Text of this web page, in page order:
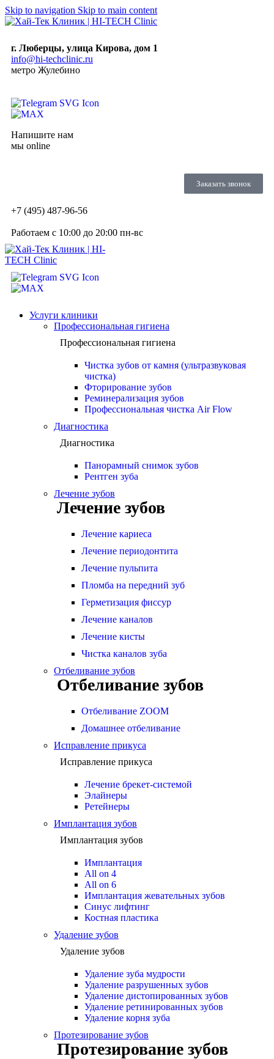
Skip to navigation Skip to main content
г. Люберцы, улица Кирова, дом 1
info@hi-techclinic.ru
метро Жулебино
Напишите нам
мы online
Заказать звонок
+7 (495) 487-96-56
Работаем c 10:00 до 20:00 пн-вс
Услуги клиники
Профессиональная гигиена
Профессиональная гигиена
Чистка зубов от камня (ультразвуковая
чистка)
Фторирование зубов
Реминерализация зубов
Профессиональная чистка Air Flow
Диагностика
Диагностика
Панорамный снимок зубов
Рентген зуба
Лечение зубов
Лечение зубов
Лечение кариеса
Лечение периодонтита
Лечение пульпита
Пломба на передний зуб
Герметизация фиссур
Лечение каналов
Лечение кисты
Чистка каналов зуба
Отбеливание зубов
Отбеливание зубов
Отбеливание ZOOM
Домашнее отбеливание
Исправление прикуса
Исправление прикуса
Лечение брекет-системой
Элайнеры
Ретейнеры
Имплантация зубов
Имплантация зубов
Имплантация
All on 4
All on 6
Имплантация жевательных зубов
Синус лифтинг
Костная пластика
Удаление зубов
Удаление зубов
Удаление зуба мудрости
Удаление разрушенных зубов
Удаление дистопированных зубов
Удаление ретинированных зубов
Удаление корня зуба
Протезирование зубов
Протезирование зубов